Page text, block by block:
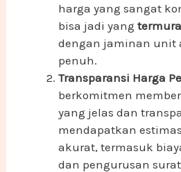
harga yang sangat
bisa jadi yang
dengan jaminan unit
penuh.
Transparansi Harga
berkomitmen
yang jelas dan
mendapatkan
akurat, termasuk
dan pengurusan